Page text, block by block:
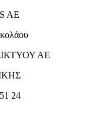
AE
ΑΕ
24